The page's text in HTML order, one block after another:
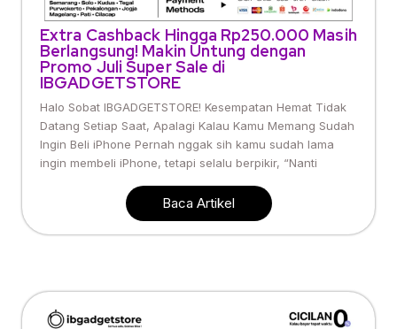
Extra Cashback Hingga Rp250.000 Masih
Berlangsung! Makin Untung dengan
Promo Juli Super Sale di
IBGADGETSTORE
Halo Sobat IBGADGETSTORE! Kesempatan Hemat Tidak
Datang Setiap Saat, Apalagi Kalau Kamu Memang Sudah
Ingin Beli iPhone Pernah nggak sih kamu sudah lama
ingin membeli iPhone, tetapi selalu berpikir, “Nanti
Baca Artikel